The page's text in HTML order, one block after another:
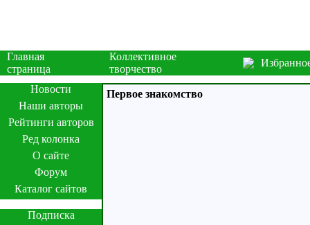
Главная
страница
Коллективное
творчество
Новости
Наши авторы
Рейтинги авторов
Ред колонка
О сайте
Форум
Каталог сайтов
Подписка
Первое знакомство